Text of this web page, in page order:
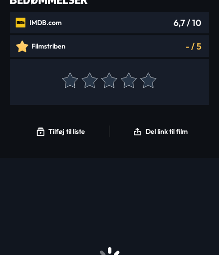
IMDB.com 6,7/ 10
Filmstriben -/5
Tilføj til liste Del link til film